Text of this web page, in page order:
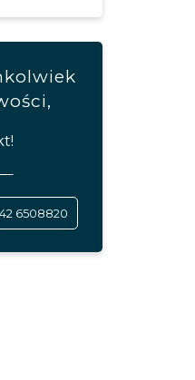
42 6508820